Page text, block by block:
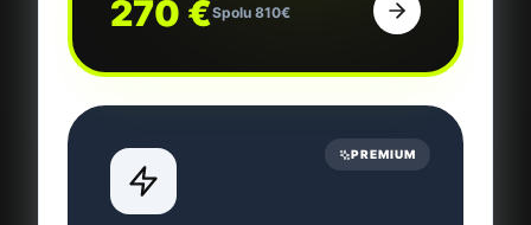
270 €Spolu 810€
PREMIUM